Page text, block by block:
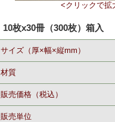
<クリックで拡
10枚x30冊（300枚）箱入
サイズ（厚×幅×縦mm）
材質
販売価格（税込）
販売単位